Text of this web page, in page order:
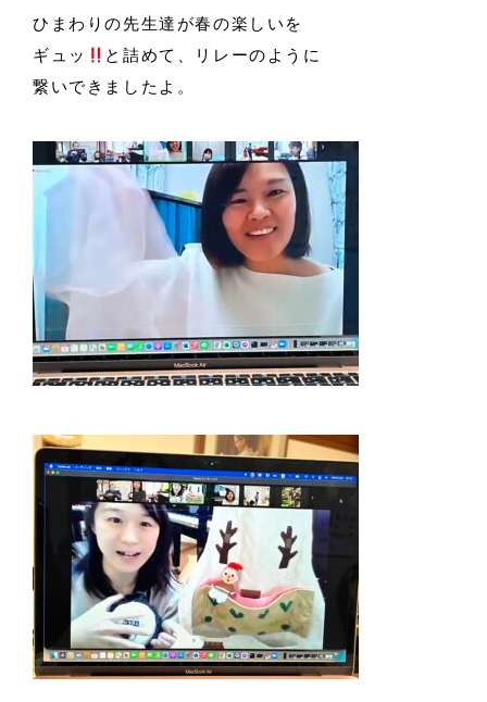
ひまわりの先生達が春の楽しいを
ギュッ
と詰めて、リレーのように
繋いできましたよ。